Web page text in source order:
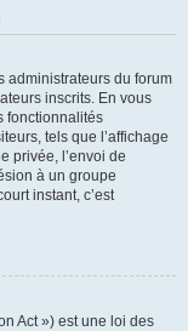
administrateurs du forum
inscrits. En vous
fonctionnalités
tels que l’affichage
privée, l’envoi de
à un groupe
instant, c’est
Act ») est une loi des